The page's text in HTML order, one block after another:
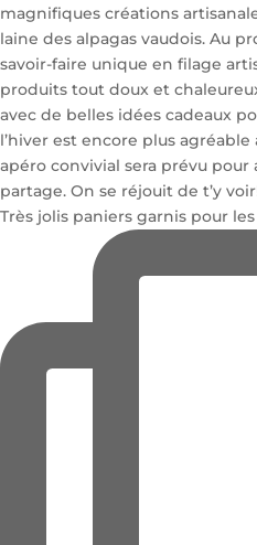
Très jolis paniers garnis pour